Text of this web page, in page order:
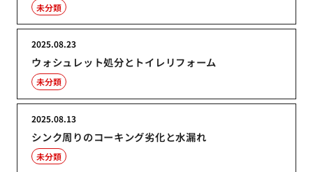
未分類
ウォシュレット処分とトイレリフォーム
2025.08.23
未分類
シンク周りのコーキング劣化と水漏れ
2025.08.13
未分類